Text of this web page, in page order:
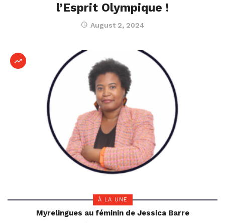
l’Esprit Olympique !
August 2, 2024
À LA UNE
Myrelingues au féminin de Jessica Barre